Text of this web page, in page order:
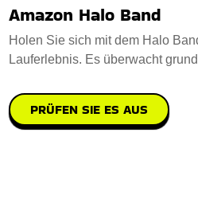
Amazon Halo Band
Holen Sie sich mit dem Halo
Lauferlebnis. Es überwacht
PRÜFEN SIE ES AUS